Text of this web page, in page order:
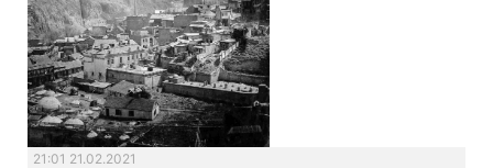
21:01 21.02.2021